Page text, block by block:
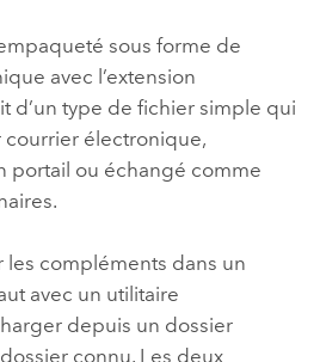
sous forme de
avec l’extension
d’un type de fichier simple qui
électronique,
portail ou échangé comme
les compléments dans un
avec un utilitaire
depuis un dossier
connu. Les deux